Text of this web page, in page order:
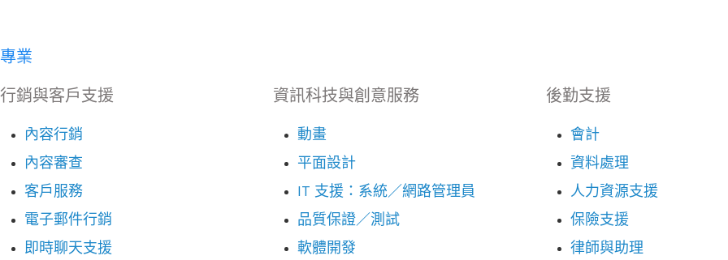
專業
行銷與客戶支援
內容行銷
內容審查
客戶服務
電子郵件行銷
即時聊天支援
資訊科技與創意服務
動畫
平面設計
IT 支援：系統／網路管理員
品質保證／測試
軟體開發
後勤支援
會計
資料處理
人力資源支援
保險支援
律師與助理